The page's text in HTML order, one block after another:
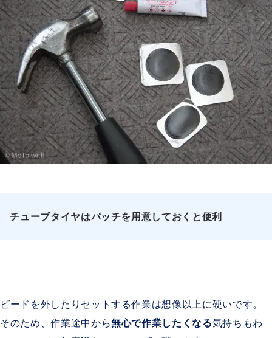
チューブタイヤはパッチを用意しておくと便利
ビードを外したりセットする作業は想像以上に硬いです。
そのため、作業途中から無心で作業したくなる気持ちもわ